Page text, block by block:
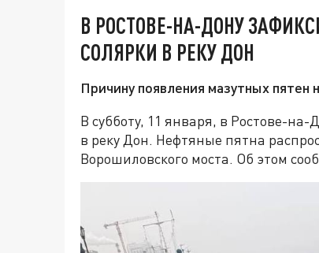
В РОСТОВЕ-НА-ДОНУ
СОЛЯРКИ В РЕКУ ДОН
Причину появления мазутных
В субботу, 11 января, в Ростове-
в реку Дон. Нефтяные пятна
Ворошиловского моста. Об этом